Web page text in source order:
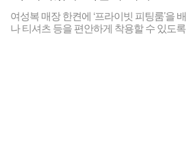
여성복 매장 한켠에 ‘프라이빗 피팅룸’을
나 티셔츠 등을 편안하게 착용할 수 있도